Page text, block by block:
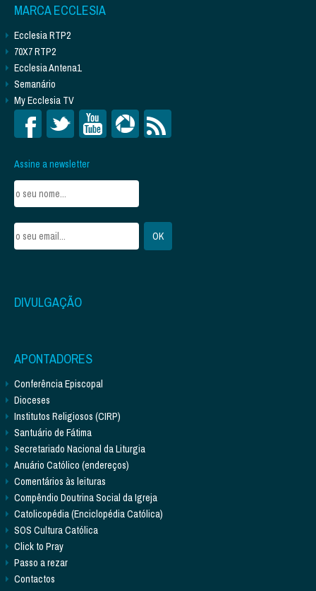
MARCA ECCLESIA
Ecclesia RTP2
70X7 RTP2
Ecclesia Antena1
Semanário
My Ecclesia TV
Assine a newsletter
DIVULGAÇÃO
APONTADORES
Conferência Episcopal
Dioceses
Institutos Religiosos (CIRP)
Santuário de Fátima
Secretariado Nacional da Liturgia
Anuário Católico (endereços)
Comentários às leituras
Compêndio Doutrina Social da Igreja
Catolicopédia (Enciclopédia Católica)
SOS Cultura Católica
Click to Pray
Passo a rezar
Contactos